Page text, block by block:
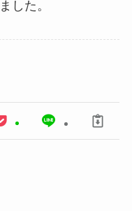
した。